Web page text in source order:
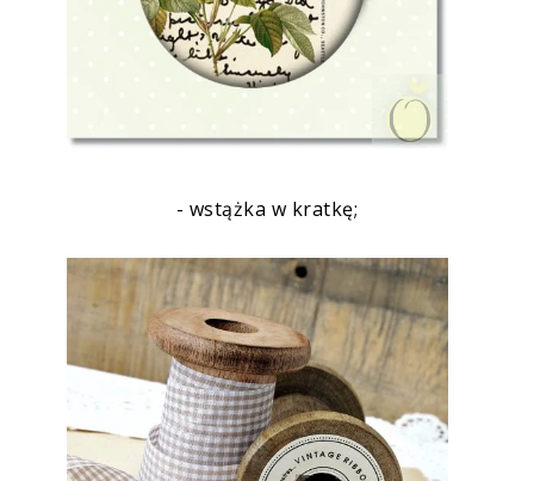
- wstążka w kratkę;